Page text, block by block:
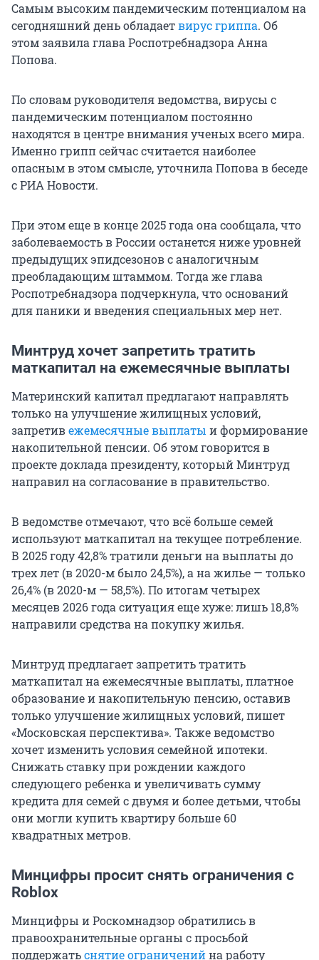
Самым высоким пандемическим потенциалом на
сегодняшний день обладаетвирус гриппа. Об
этом заявила глава Роспотребнадзора Анна
Попова.
По словам руководителя ведомства, вирусы с
пандемическим потенциалом постоянно
находятся в центре внимания ученых всего мира.
Именно грипп сейчас считается наиболее
опасным в этом смысле, уточнила Попова в беседе
с РИА Новости.
При этом еще в конце 2025 года она сообщала, что
заболеваемость в России останется ниже уровней
предыдущих эпидсезонов с аналогичным
преобладающим штаммом. Тогда же глава
Роспотребнадзора подчеркнула, что оснований
для паники и введения специальных мер нет.
Минтруд хочет запретить тратить
маткапитал на ежемесячные выплаты
Материнский капитал предлагают направлять
только на улучшение жилищных условий,
запретивежемесячные выплаты и формирование
накопительной пенсии. Об этом говорится в
проекте доклада президенту, который Минтруд
направил на согласование в правительство.
В ведомстве отмечают, что всё больше семей
используют маткапитал на текущее потребление.
В 2025 году 42,8% тратили деньги на выплаты до
трех лет (в 2020-м было 24,5%), а на жилье — только
26,4% (в 2020-м — 58,5%). По итогам четырех
месяцев 2026 года ситуация еще хуже: лишь 18,8%
направили средства на покупку жилья.
Минтруд предлагает запретить тратить
маткапитал на ежемесячные выплаты, платное
образование и накопительную пенсию, оставив
только улучшение жилищных условий, пишет
«Московская перспектива». Также ведомство
хочет изменить условия семейной ипотеки.
Снижать ставку при рождении каждого
следующего ребенка и увеличивать сумму
кредита для семей с двумя и более детьми, чтобы
они могли купить квартиру больше 60
квадратных метров.
Минцифры просит снять ограничения с
Roblox
Минцифры и Роскомнадзор обратились в
правоохранительные органы с просьбой
поддержатьснятие ограниченийна работу